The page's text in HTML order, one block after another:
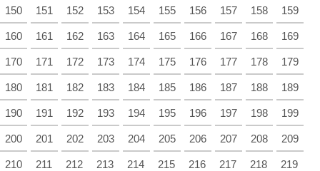
150 151 152 153 154 155 156 157 158 159
160 161 162 163 164 165 166 167 168 169
170 171 172 173 174 175 176 177 178 179
180 181 182 183 184 185 186 187 188 189
190 191 192 193 194 195 196 197 198 199
200 201 202 203 204 205 206 207 208 209
210 211 212 213 214 215 216 217 218 219